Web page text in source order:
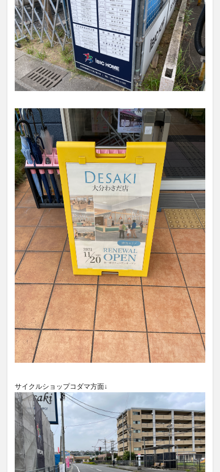
サイクルショップコダマ方面↓
別府市
別府観光 古国府 古墳
古物
古着
台湾料理 和定食 和菓子
和食
国東市
地獄めぐり 城島高原パーク
壁画
夏祭り
外貨両替機
大分みなと祭り
大分グルメ
大分スイーツ
大分ランチ
大分三好ヴァイセアドラー
大分市
大分市美術館
大分県
大分県立美術館 大分空港
大分駅
大分駅近く
大神ファーム
大谷翔平選手
姫島村
子ども教室 子ども服
子育て
宇佐市
居酒屋 屋台
平和市民公園能楽堂
庄内町カフェ
府内 投票
新幹線
新店
日出 日田市
昆虫食
明豊
書店 期間限定 本
杵築市
津久見市
海開き 温泉 湧水
湯布院
滝
漢方 炭火焼き 焼き菓子
犬
玖珠郡
由布市 由布院 甲子園
石仏
磨崖仏
祝祭の広場 神社 祭り
秋
移転
竹田 竹田市 竹田市ディナー
紅葉
絵本
自動販売機 自転車 臼杵市
舞台
芋
花 花火 茶碗蒸し 蕎麦
虹
衆議院選挙
複合公共施設 観光
観光スポット
話題
豊後大野 豊後大野市
豊後高田市
買い物
車 農業文化公園
道の駅
鉄道ジオラマ
閉店 閉院 開店
開店閉店
開店閉店まとめ
開院 韓国
韓国料理